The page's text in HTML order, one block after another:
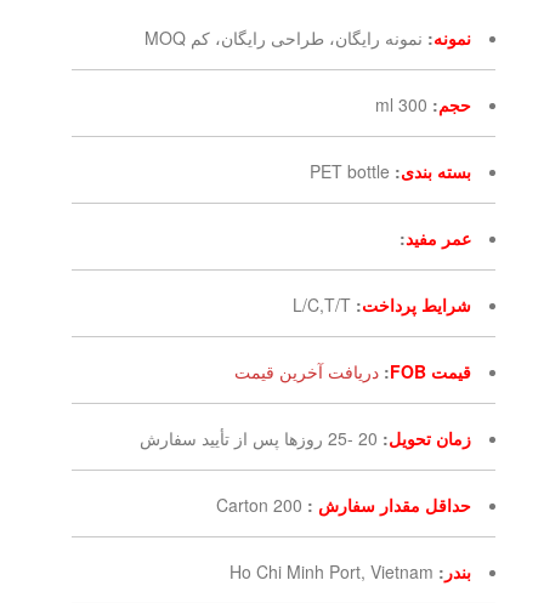
نمونه: نمونه رایگان، طراحی رایگان، کم MOQ
حجم:
300 ml
بسته بندی:
PET bottle
عمر مفید:
شرایط پرداخت:
L/C,T/T
قیمت FOB : دریافت آخرین قیمت
زمان تحویل: 20 -25 روزها پس از تأیید سفارش
حداقل مقدار سفارش :
200 Carton
بندر :
Ho Chi Minh Port, Vietnam